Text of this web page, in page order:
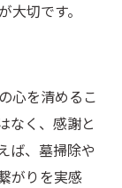
切です。
心を清めるこ
なく、感謝と
ば、墓掃除や
がりを実感